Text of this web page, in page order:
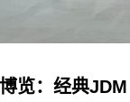
览：经典